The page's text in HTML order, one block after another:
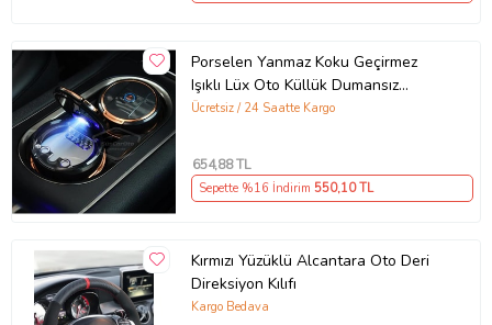
Porselen Yanmaz Koku Geçirmez
Işıklı Lüx Oto Küllük Dumansız
Kapaklı Spor Araç İçi Küllük Gold
Ücretsiz / 24 Saatte Kargo
654,88 TL
Sepette %16 İndirim 550,10 TL
Kırmızı Yüzüklü Alcantara Oto Deri
Direksiyon Kılıfı
Kargo Bedava